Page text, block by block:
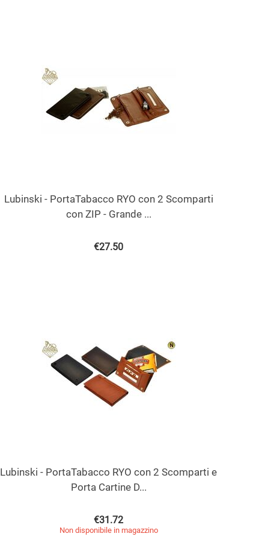
Lubinski - PortaTabacco RYO con 2 Scomparti
con ZIP - Grande ...
€27.50
Lubinski - PortaTabacco RYO con 2 Scomparti e
Porta Cartine D...
€31.72
Non disponibile in magazzino